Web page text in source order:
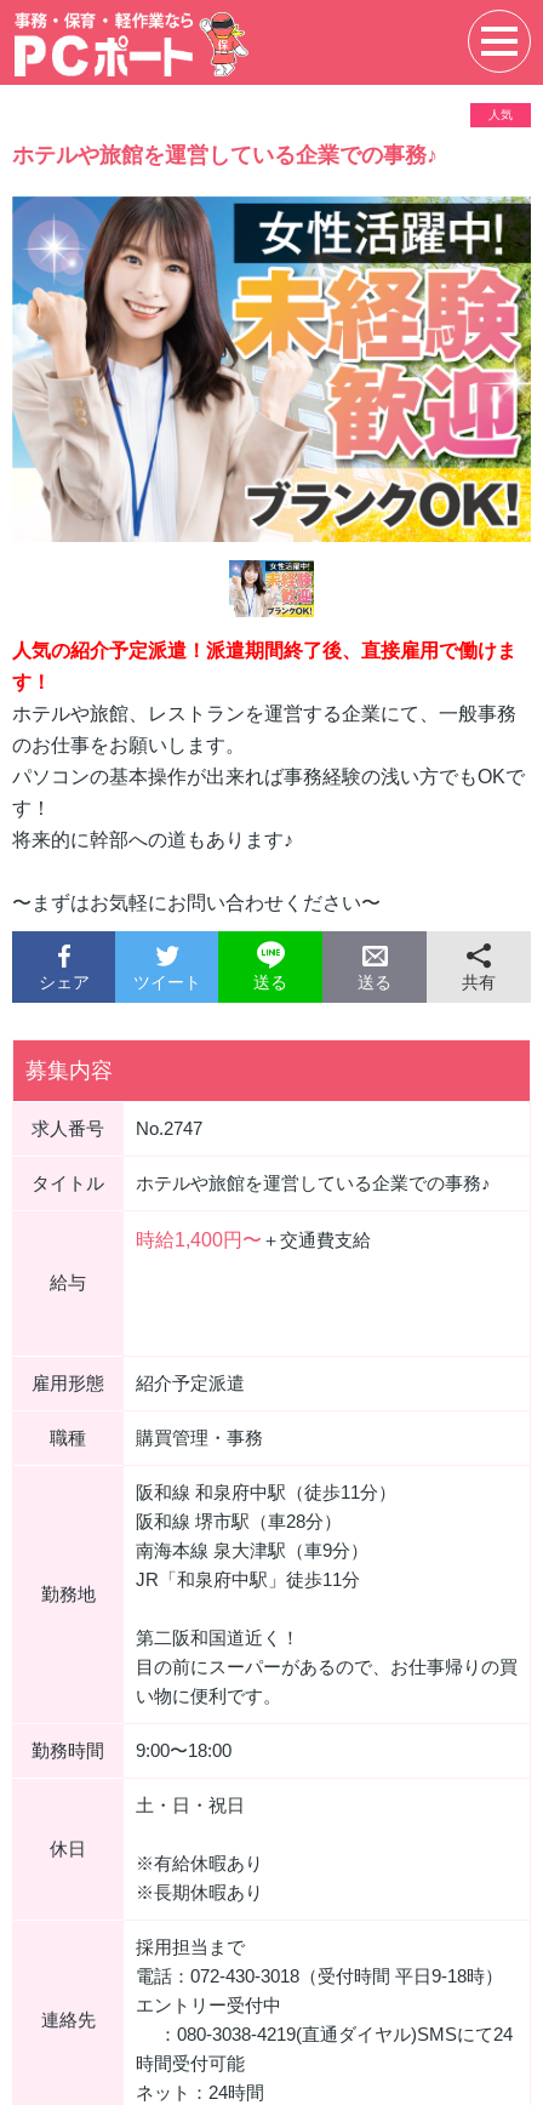
ホテルや旅館を運営している企業での事務♪
人気
人気の紹介予定派遣！派遣期間終了後、直接雇用で働けま
す！
ホテルや旅館、レストランを運営する企業にて、一般事務
のお仕事をお願いします。
パソコンの基本操作が出来れば事務経験の浅い方でもOKで
す！
将来的に幹部への道もあります♪
〜まずはお気軽にお問い合わせください〜
シェア ツイート 送る 送る 共有
募集内容
求人番号 No.2747
タイトル ホテルや旅館を運営している企業での事務♪
給与
時給1,400円〜 ＋交通費支給
雇用形態 紹介予定派遣
職種 購買管理・事務
勤務地
阪和線 和泉府中駅（徒歩11分）
阪和線 堺市駅（車28分）
南海本線 泉大津駅（車9分）
JR「和泉府中駅」徒歩11分
第二阪和国道近く！
目の前にスーパーがあるので、お仕事帰りの買
い物に便利です。
勤務時間 9:00〜18:00
休日
土・日・祝日
※有給休暇あり
※長期休暇あり
連絡先
採用担当まで
電話：072-430-3018（受付時間 平日9-18時）
エントリー受付中
：080-3038-4219(直通ダイヤル)SMSにて24
時間受付可能
ネット：24時間